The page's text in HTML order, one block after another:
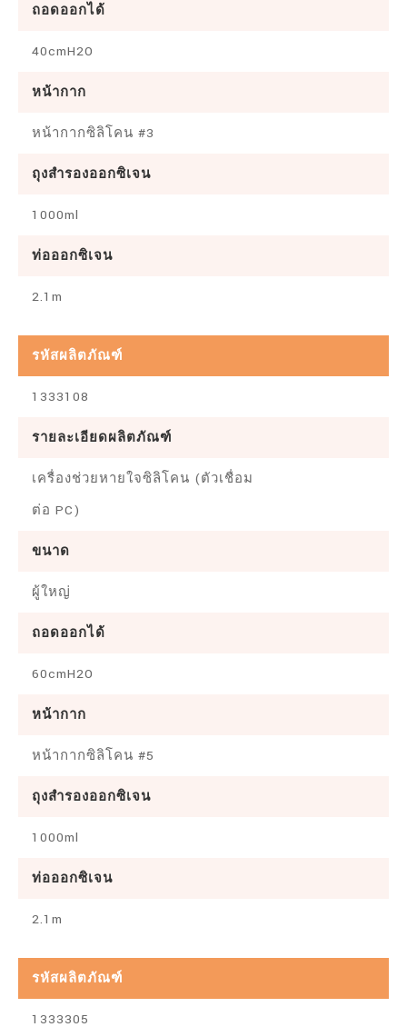
ถอดออกได้
40cmH2O
หน้ากาก
หน้ากากซิลิโคน #3
ถุงสำรองออกซิเจน
1000ml
ท่อออกซิเจน
2.1m
รหัสผลิตภัณฑ์
1333108
รายละเอียดผลิตภัณฑ์
เครื่องช่วยหายใจซิลิโคน (ตัวเชื่อม
ต่อ PC)
ขนาด
ผู้ใหญ่
ถอดออกได้
60cmH2O
หน้ากาก
หน้ากากซิลิโคน #5
ถุงสำรองออกซิเจน
1000ml
ท่อออกซิเจน
2.1m
รหัสผลิตภัณฑ์
1333305